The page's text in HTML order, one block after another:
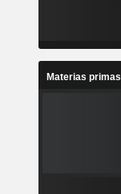
Materias primas